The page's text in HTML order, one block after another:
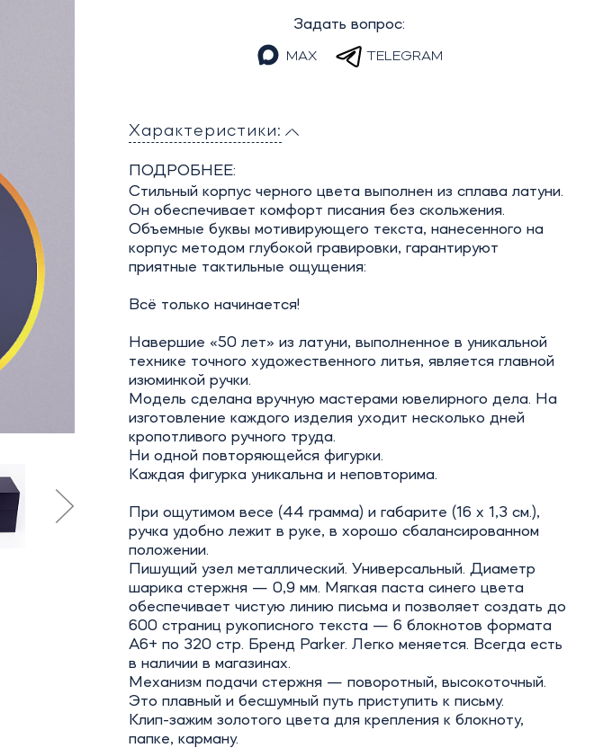
Задать вопрос:
MAX TELEGRAM
Характеристики:
ПОДРОБНЕЕ:
Стильный корпус черного цвета выполнен из сплава латуни.
Он обеспечивает комфорт писания без скольжения.
Объемные буквы мотивирующего текста, нанесенного на
корпус методом глубокой гравировки, гарантируют
приятные тактильные ощущения:
Всё только начинается!
Навершие «50 лет» из латуни, выполненное в уникальной
технике точного художественного литья, является главной
изюминкой ручки.
Модель сделана вручную мастерами ювелирного дела. На
изготовление каждого изделия уходит несколько дней
кропотливого ручного труда.
Ни одной повторяющейся фигурки.
Каждая фигурка уникальна и неповторима.
При ощутимом весе (44 грамма) и габарите (16 х 1,3 см.),
ручка удобно лежит в руке, в хорошо сбалансированном
положении.
Пишущий узел металлический. Универсальный. Диаметр
шарика стержня — 0,9 мм. Мягкая паста синего цвета
обеспечивает чистую линию письма и позволяет создать до
600 страниц рукописного текста — 6 блокнотов формата
А6+ по 320 стр. Бренд Parker. Легко меняется. Всегда есть
в наличии в магазинах.
Механизм подачи стержня — поворотный, высокоточный.
Это плавный и бесшумный путь приступить к письму.
Клип-зажим золотого цвета для крепления к блокноту,
папке, карману.